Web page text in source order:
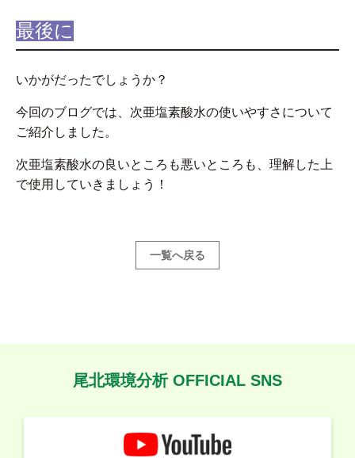
最後に
いかがだったでしょうか？
今回のブログでは、次亜塩素酸水の使いやすさについて
ご紹介しました。
次亜塩素酸水の良いところも悪いところも、理解した上
で使用していきましょう！
一覧へ戻る
尾北環境分析 OFFICIAL SNS